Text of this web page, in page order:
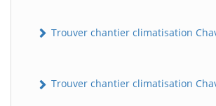
Trouver chantier climatisation
Trouver chantier climatisation